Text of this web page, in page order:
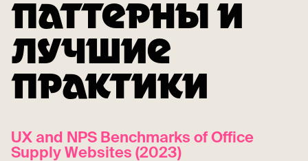
ПАТТЕРНЫ И
ЛУЧШИЕ
ПРАКТИКИ
UX and NPS Benchmarks of Office
Supply Websites (2023)